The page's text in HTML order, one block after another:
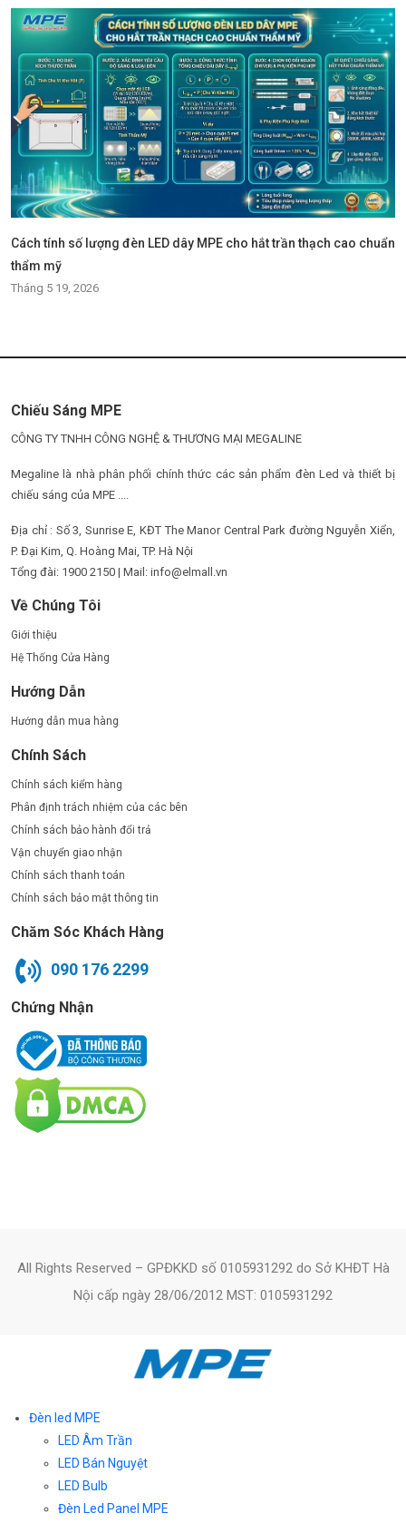
Cách tính số lượng đèn LED dây MPE cho hắt trần thạch cao chuẩn
thẩm mỹ
Tháng 5 19, 2026
Chiếu Sáng MPE
CÔNG TY TNHH CÔNG NGHỆ & THƯƠNG MẠI MEGALINE
Megaline là nhà phân phối chính thức các sản phẩm đèn Led và thiết bị
chiếu sáng của MPE ....
Địa chỉ : Số 3, Sunrise E, KĐT The Manor Central Park đường Nguyễn Xiển,
P. Đại Kim, Q. Hoàng Mai, TP. Hà Nội
Tổng đài: 1900 2150 | Mail: info@elmall.vn
Về Chúng Tôi
Giới thiệu
Hệ Thống Cửa Hàng
Hướng Dẫn
Hướng dẫn mua hàng
Chính Sách
Chính sách kiểm hàng
Phân định trách nhiệm của các bên
Chính sách bảo hành đổi trả
Vận chuyển giao nhận
Chính sách thanh toán
Chính sách bảo mật thông tin
Chăm Sóc Khách Hàng
090 176 2299
Chứng Nhận
All Rights Reserved – GPĐKKD số 0105931292 do Sở KHĐT Hà
Nội cấp ngày 28/06/2012 MST: 0105931292
Đèn led MPE
LED Âm Trần
LED Bán Nguyệt
LED Bulb
Đèn Led Panel MPE